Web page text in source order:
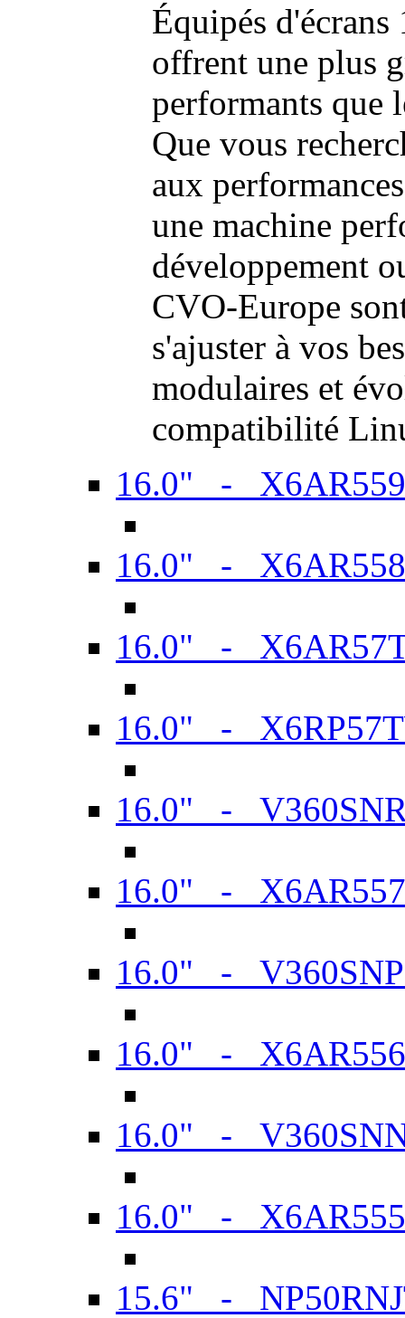
Équipés
offrent une plus
performants que
Que vous
aux
une machine
développement
CVO-Europe
s'ajuster à vos
modulaires et
compatibilité
16.0" -
16.0" -
16.0" -
16.0" -
16.0" -
16.0" -
16.0" -
16.0" -
16.0" -
16.0" -
15.6" -